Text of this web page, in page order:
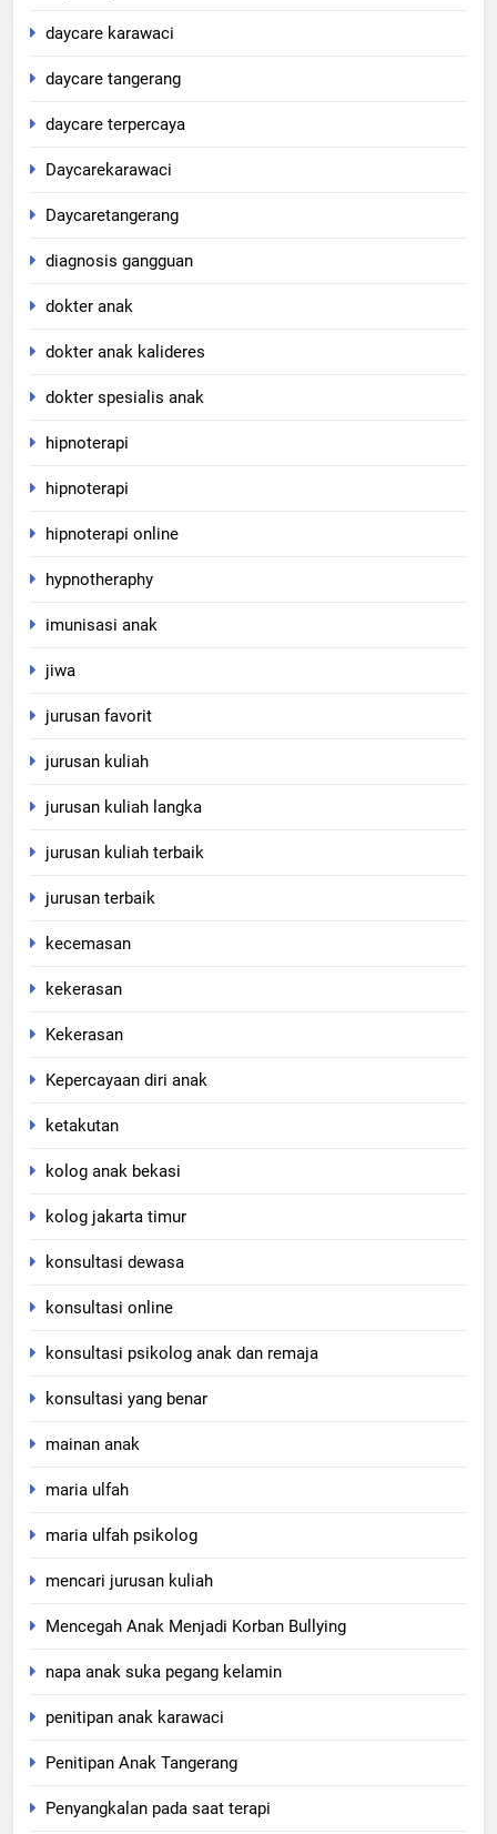
daycare karawaci
daycare tangerang
daycare terpercaya
Daycarekarawaci
Daycaretangerang
diagnosis gangguan
dokter anak
dokter anak kalideres
dokter spesialis anak
hipnoterapi
hipnoterapi
hipnoterapi online
hypnotheraphy
imunisasi anak
jiwa
jurusan favorit
jurusan kuliah
jurusan kuliah langka
jurusan kuliah terbaik
jurusan terbaik
kecemasan
kekerasan
Kekerasan
Kepercayaan diri anak
ketakutan
kolog anak bekasi
kolog jakarta timur
konsultasi dewasa
konsultasi online
konsultasi psikolog anak dan remaja
konsultasi yang benar
mainan anak
maria ulfah
maria ulfah psikolog
mencari jurusan kuliah
Mencegah Anak Menjadi Korban Bullying
napa anak suka pegang kelamin
penitipan anak karawaci
Penitipan Anak Tangerang
Penyangkalan pada saat terapi